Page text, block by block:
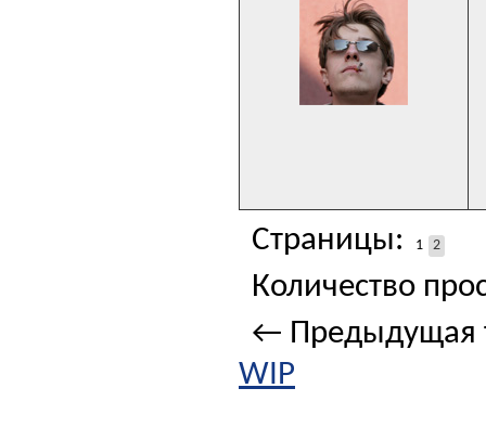
Страницы: 1 2
Количество
← Предыдущая
WIP